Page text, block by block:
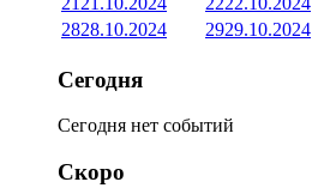
2828.10.2024 2929.10.2024
Сегодня
Сегодня нет событий
Скоро